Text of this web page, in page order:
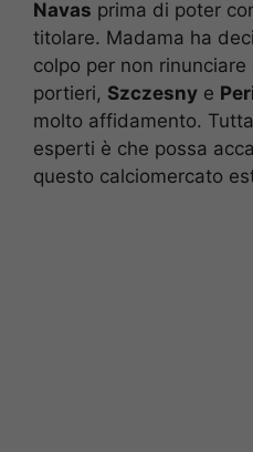
Navas prima di poter
titolare. Madama ha
colpo per non
portieri, Szczesny e
molto affidamento.
esperti è che possa
questo calciomercato